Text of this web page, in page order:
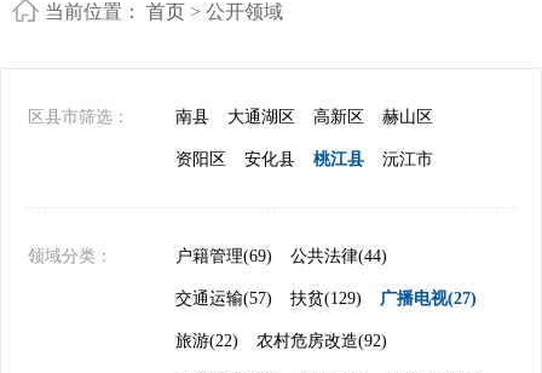
当前位置： 首页 > 公开领域
区县市筛选： 南县 大通湖区 高新区 赫山区
资阳区 安化县 桃江县 沅江市
领域分类： 户籍管理(69) 公共法律(44)
交通运输(57) 扶贫(129) 广播电视(27)
旅游(22) 农村危房改造(92)